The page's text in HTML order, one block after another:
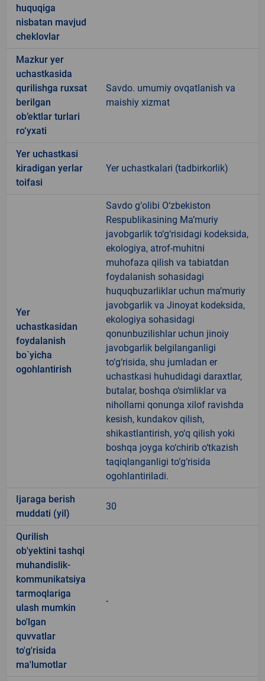
huquqiga
nisbatan mavjud
cheklovlar
Mazkur yer
uchastkasida
qurilishga ruxsat
berilgan
ob’ektlar turlari
ro‘yxati
Savdo. umumiy ovqatlanish va
maishiy xizmat
Yer uchastkasi
kiradigan yerlar
toifasi
Yer uchastkalari (tadbirkorlik)
Yer
uchastkasidan
foydalanish
bo`yicha
ogohlantirish
Savdo g‘olibi O‘zbekiston
Respublikasining Ma’muriy
javobgarlik to‘g‘risidagi kodeksida,
ekologiya, atrof-muhitni
muhofaza qilish va tabiatdan
foydalanish sohasidagi
huquqbuzarliklar uchun ma’muriy
javobgarlik va Jinoyat kodeksida,
ekologiya sohasidagi
qonunbuzilishlar uchun jinoiy
javobgarlik belgilanganligi
to‘g‘risida, shu jumladan er
uchastkasi huhudidagi daraxtlar,
butalar, boshqa o‘simliklar va
nihollarni qonunga xilof ravishda
kesish, kundakov qilish,
shikastlantirish, yo‘q qilish yoki
boshqa joyga ko‘chirib o‘tkazish
taqiqlanganligi to‘g‘risida
ogohlantiriladi.
Ijaraga berish
muddati (yil)
30
Qurilish
ob'yektini tashqi
muhandislik-
kommunikatsiya
tarmoqlariga
ulash mumkin
bo'lgan
quvvatlar
to'g'risida
ma'lumotlar
-